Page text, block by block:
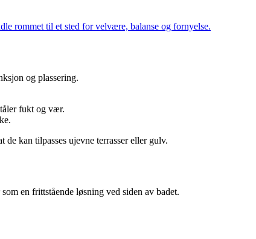
rommet til et sted for velvære, balanse og fornyelse.
og plassering.
fukt og vær.
kan tilpasses ujevne terrasser eller gulv.
en frittstående løsning ved siden av badet.